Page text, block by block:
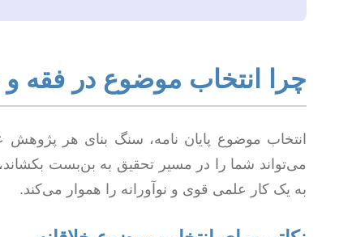
چرا انتخاب موضوع در فقه
انتخاب موضوع پایان نامه، سنگ بنای هر
می‌تواند شما را در مسیر تحقیق به بن‌بست
به یک کار علمی قوی و نوآورانه را هموار می‌کند.